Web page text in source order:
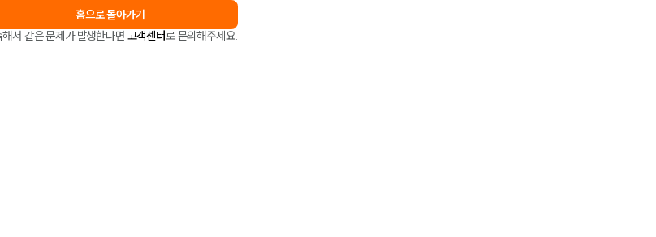
홈으로 돌아가기
서 같은 문제가 발생한다면 고객센터로 문의해주세요.